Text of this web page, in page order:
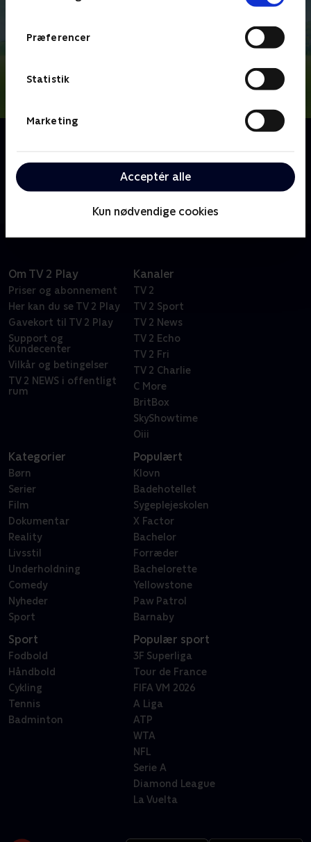
Præferencer
Statistik
Marketing
Acceptér alle
Kun nødvendige cookies
handler om de seks heroiske redningshvalpe Chase,
Marshall, Rocky, Rubble, Zuma og Skye - med den
teknik-kyndige dreng, Ryder, i spidsen.
Om TV 2 Play
Priser og abonnement
Her kan du se TV 2 Play
Gavekort til TV 2 Play
Support og
Kundecenter
Vilkår og betingelser
TV 2 NEWS i offentligt
rum
Kanaler
TV 2
TV 2 Sport
TV 2 News
TV 2 Echo
TV 2 Fri
TV 2 Charlie
C More
BritBox
SkyShowtime
Oiii
Kategorier
Børn
Serier
Film
Dokumentar
Reality
Livsstil
Underholdning
Comedy
Nyheder
Sport
Populært
Klovn
Badehotellet
Sygeplejeskolen
X Factor
Bachelor
Forræder
Bachelorette
Yellowstone
Paw Patrol
Barnaby
Sport
Fodbold
Håndbold
Cykling
Tennis
Badminton
Populær sport
3F Superliga
Tour de France
FIFA VM 2026
A Liga
ATP
WTA
NFL
Serie A
Diamond League
La Vuelta